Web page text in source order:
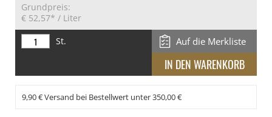
Grundpreis:
€ 52,57* / Liter
St.
Auf die Merkliste
9,90 € Versand bei Bestellwert unter 350,00 €